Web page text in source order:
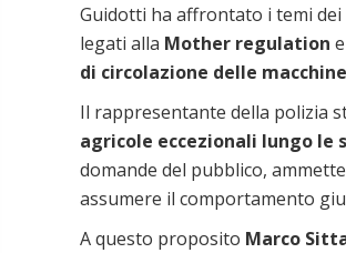
Guidotti ha affrontato i temi dei
legati alla Mother regulation
di circolazione delle
Il rappresentante della polizia
agricole eccezionali lungo le
domande del pubblico,
assumere il comportamento
A questo proposito Marco